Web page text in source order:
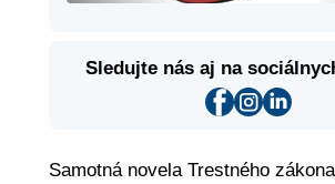
Sledujte nás aj na
Samotná novela Trestného